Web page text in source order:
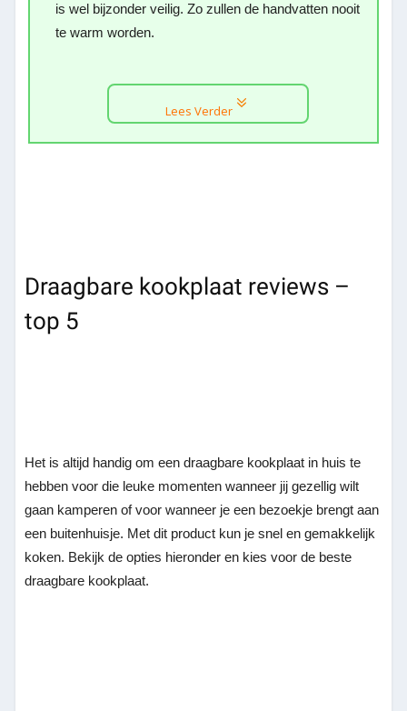
is wel bijzonder veilig. Zo zullen de handvatten nooit
te warm worden.
Lees Verder
Draagbare kookplaat reviews –
top 5
Het is altijd handig om een draagbare kookplaat in huis te
hebben voor die leuke momenten wanneer jij gezellig wilt
gaan kamperen of voor wanneer je een bezoekje brengt aan
een buitenhuisje. Met dit product kun je snel en gemakkelijk
koken. Bekijk de opties hieronder en kies voor de beste
draagbare kookplaat.